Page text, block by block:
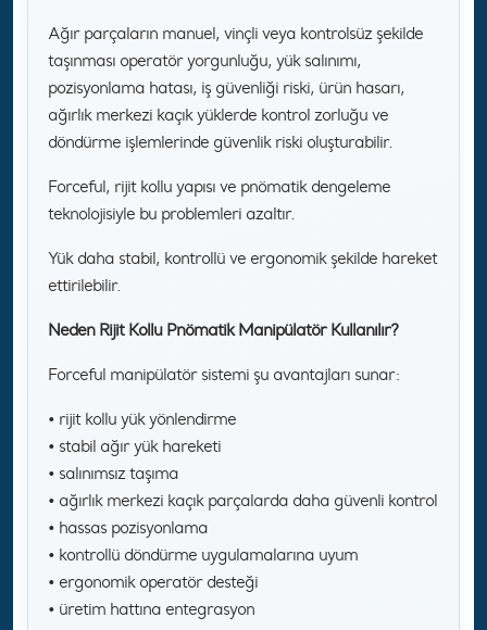
Ağır parçaların manuel, vinçli veya kontrolsüz şekilde
taşınması operatör yorgunluğu, yük salınımı,
pozisyonlama hatası, iş güvenliği riski, ürün hasarı,
ağırlık merkezi kaçık yüklerde kontrol zorluğu ve
döndürme işlemlerinde güvenlik riski oluşturabilir.
Forceful, rijit kollu yapısı ve pnömatik dengeleme
teknolojisiyle bu problemleri azaltır.
Yük daha stabil, kontrollü ve ergonomik şekilde hareket
ettirilebilir.
Neden Rijit Kollu Pnömatik Manipülatör Kullanılır?
Forceful manipülatör sistemi şu avantajları sunar:
• rijit kollu yük yönlendirme
• stabil ağır yük hareketi
• salınımsız taşıma
• ağırlık merkezi kaçık parçalarda daha güvenli kontrol
• hassas pozisyonlama
• kontrollü döndürme uygulamalarına uyum
• ergonomik operatör desteği
• üretim hattına entegrasyon